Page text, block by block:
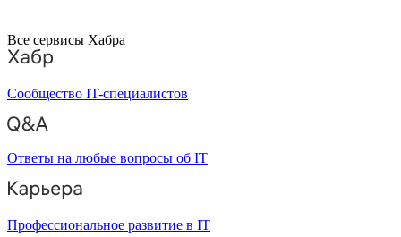
Все сервисы Хабра
Сообщество IT-специалистов
Ответы на любые вопросы об IT
Профессиональное развитие в IT